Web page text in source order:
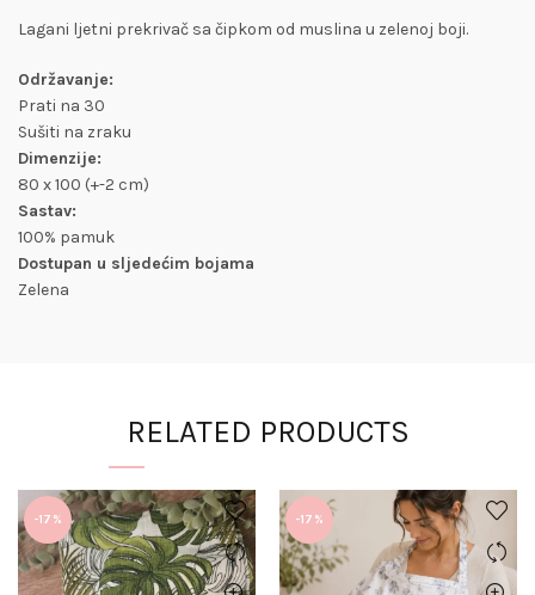
Lagani ljetni prekrivač sa čipkom od muslina u zelenoj boji.
Održavanje:
Prati na 30
Sušiti na zraku
Dimenzije:
80 x 100 (+-2 cm)
Sastav:
100% pamuk
Dostupan u sljedećim bojama
Zelena
RELATED PRODUCTS
-17% -17%